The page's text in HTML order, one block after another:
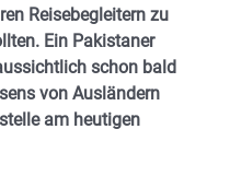
Reisebegleitern zu
Ein Pakistaner
schon bald
von Ausländern
am heutigen